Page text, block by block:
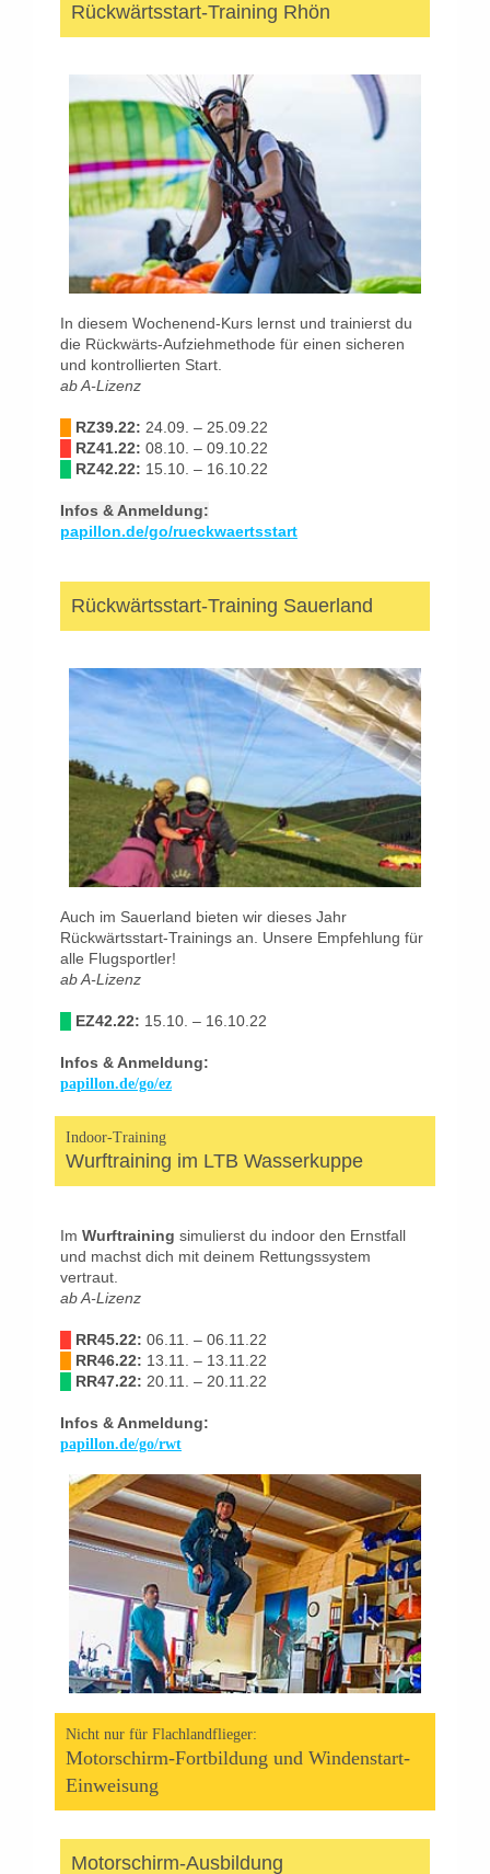
Rückwärtsstart-Training Rhön
In diesem Wochenend-Kurs lernst und trainierst du
die Rückwärts-Aufziehmethode für einen sicheren
und kontrollierten Start.
ab A-Lizenz
RZ39.22: 24.09. – 25.09.22
RZ41.22: 08.10. – 09.10.22
RZ42.22: 15.10. – 16.10.22
Infos & Anmeldung:
papillon.de/go/rueckwaertsstart
Rückwärtsstart-Training Sauerland
Auch im Sauerland bieten wir dieses Jahr
Rückwärtsstart-Trainings an. Unsere Empfehlung für
alle Flugsportler!
ab A-Lizenz
EZ42.22: 15.10. – 16.10.22
Infos & Anmeldung:
papillon.de/go/ez
Indoor-Training
Wurftraining im LTB Wasserkuppe
Im Wurftraining simulierst du indoor den Ernstfall
und machst dich mit deinem Rettungssystem
vertraut.
ab A-Lizenz
RR45.22: 06.11. – 06.11.22
RR46.22: 13.11. – 13.11.22
RR47.22: 20.11. – 20.11.22
Infos & Anmeldung:
papillon.de/go/rwt
Nicht nur für Flachlandflieger:
Motorschirm-Fortbildung und Windenstart-
Einweisung
Motorschirm-Ausbildung